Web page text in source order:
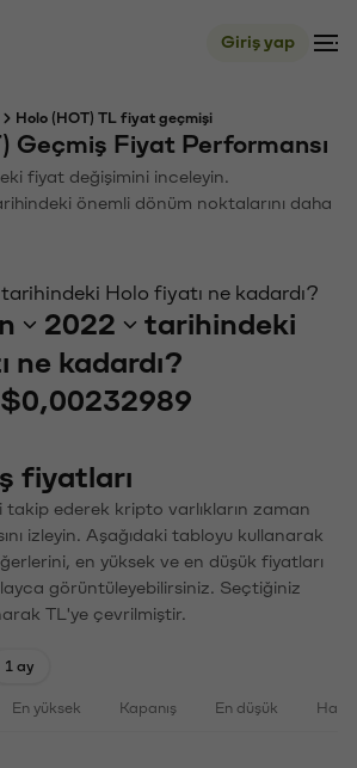
Giriş yap
Holo (HOT) TL fiyat geçmişi
Geçmiş Fiyat Performansı
fiyat değişimini inceleyin.
önemli dönüm noktalarını daha
Holo fiyatı ne kadardı?
2022
tarihindeki
ne kadardı?
$0,00232989
fiyatları
ederek kripto varlıkların zaman
izleyin. Aşağıdaki tabloyu kullanarak
en yüksek ve en düşük fiyatları
görüntüleyebilirsiniz. Seçtiğiniz
TL'ye çevrilmiştir.
1 ay
En yüksek Kapanış En düşük